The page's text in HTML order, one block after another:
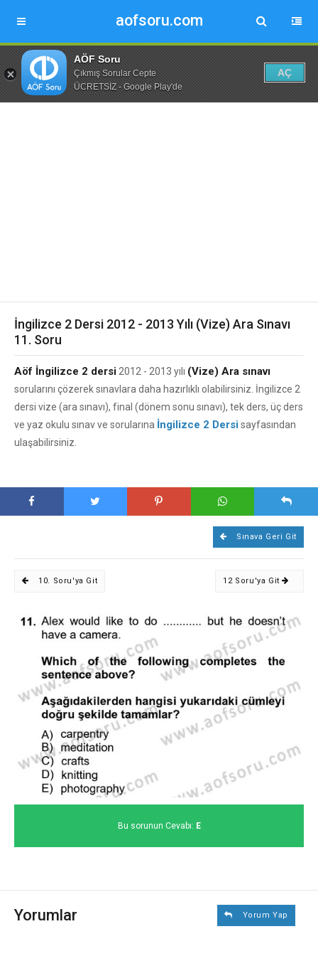
aofsoru.com
AÖF Soru
Çıkmış Sorular Cepte
ÜCRETSİZ - Google Play'de
AÇ
İngilizce 2 Dersi 2012 - 2013 Yılı (Vize) Ara Sınavı
11. Soru
Aöf İngilizce 2 dersi 2012 - 2013 yılı (Vize) Ara sınavı
sorularını çözerek sınavlara daha hazırlıklı olabilirsiniz. İngilizce 2
dersi vize (ara sınavı), final (dönem sonu sınavı), tek ders, üç ders
ve yaz okulu sınav ve sorularına İngilizce 2 Dersisayfasından
ulaşabilirsiniz.
Sınava Geri Git
10. Soru'ya Git 12 Soru'ya Git
Bu sorunun Cevabı: E
Yorumlar Yorum Yap